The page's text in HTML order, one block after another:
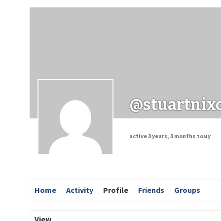
Заходи
active 3 years, 3 months тому
Home Activity Profile Friends Groups
View